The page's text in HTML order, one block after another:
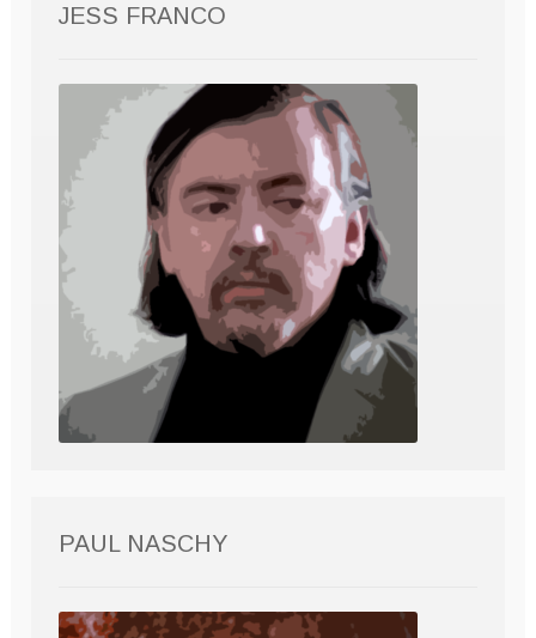
JESS FRANCO
PAUL NASCHY